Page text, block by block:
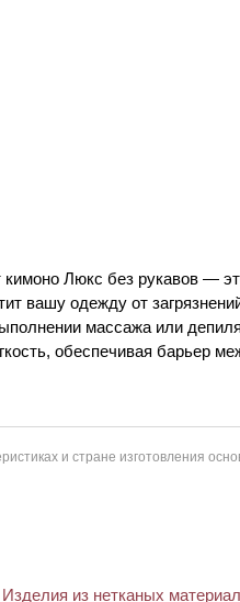
Люкс без рукавов —
вашу одежду от
массажа или
обеспечивая барьер
и стране изготовления